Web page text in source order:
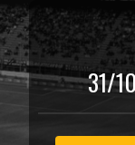
31/